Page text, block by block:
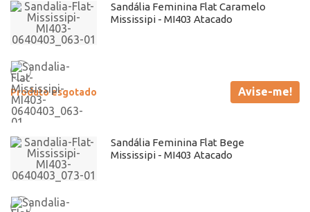
Sandália Feminina Flat Caramelo
Mississipi - MI403 Atacado
Produto esgotado Avise-me!
Sandália Feminina Flat Bege
Mississipi - MI403 Atacado